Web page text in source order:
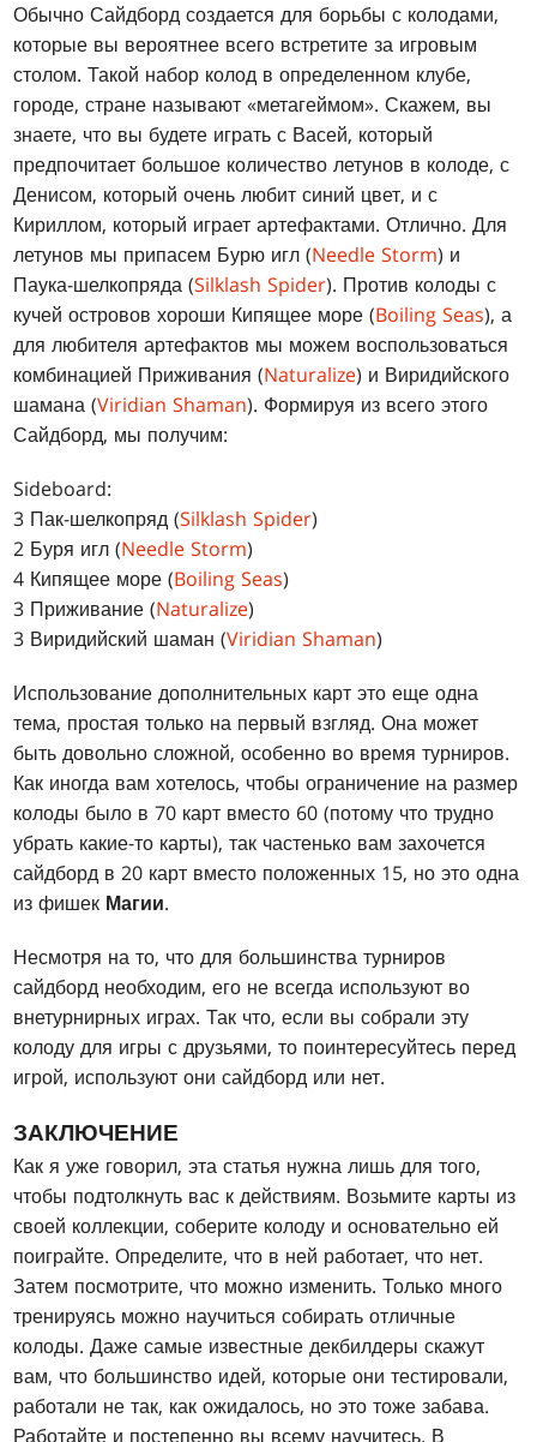
Обычно Сайдборд создается для борьбы с колодами,
которые вы вероятнее всего встретите за игровым
столом. Такой набор колод в определенном клубе,
городе, стране называют «метагеймом». Скажем, вы
знаете, что вы будете играть с Васей, который
предпочитает большое количество летунов в колоде, с
Денисом, который очень любит синий цвет, и с
Кириллом, который играет артефактами. Отлично. Для
летунов мы припасем Бурю игл (Needle Storm) и
Паука-шелкопряда (Silklash Spider). Против колоды с
кучей островов хороши Кипящее море (Boiling Seas), а
для любителя артефактов мы можем воспользоваться
комбинацией Приживания (Naturalize) и Виридийского
шамана (Viridian Shaman). Формируя из всего этого
Сайдборд, мы получим:
Sideboard:
3 Пак-шелкопряд (Silklash Spider)
2 Буря игл (Needle Storm)
4 Кипящее море (Boiling Seas)
3 Приживание (Naturalize)
3 Виридийский шаман (Viridian Shaman)
Использование дополнительных карт это еще одна
тема, простая только на первый взгляд. Она может
быть довольно сложной, особенно во время турниров.
Как иногда вам хотелось, чтобы ограничение на размер
колоды было в 70 карт вместо 60 (потому что трудно
убрать какие-то карты), так частенько вам захочется
сайдборд в 20 карт вместо положенных 15, но это одна
из фишек Магии.
Несмотря на то, что для большинства турниров
сайдборд необходим, его не всегда используют во
внетурнирных играх. Так что, если вы собрали эту
колоду для игры с друзьями, то поинтересуйтесь перед
игрой, используют они сайдборд или нет.
ЗАКЛЮЧЕНИЕ
Как я уже говорил, эта статья нужна лишь для того,
чтобы подтолкнуть вас к действиям. Возьмите карты из
своей коллекции, соберите колоду и основательно ей
поиграйте. Определите, что в ней работает, что нет.
Затем посмотрите, что можно изменить. Только много
тренируясь можно научиться собирать отличные
колоды. Даже самые известные декбилдеры скажут
вам, что большинство идей, которые они тестировали,
работали не так, как ожидалось, но это тоже забава.
Работайте и постепенно вы всему научитесь. В